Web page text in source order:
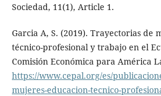
Sociedad, 11(1), Article 1.
Garcia A, S. (2019). Trayectorias de
técnico-profesional y trabajo en el
Comisión Económica para América
https://www.cepal.org/es/
mujeres-educacion-tecnico-